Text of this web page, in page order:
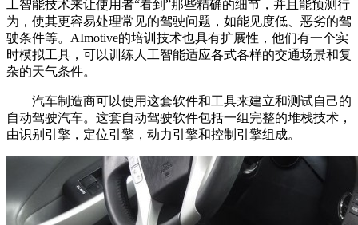
工智能技术来让使用者“看到”那些精确的细节，并且能预测行
为，使其更容易处理常见的驾驶问题，如能见度低、恶劣的驾
驶条件等。AImotive的培训技术也具有扩展性，他们有一个实
时模拟工具，可以训练人工智能适应各式各样的交通场景和复
杂的天气条件。
汽车制造商可以使用这套软件和工具来建立和测试自己的
自动驾驶汽车。这套自动驾驶软件包括一组完整的堆栈技术，
由识别引擎，定位引擎，动力引擎和控制引擎组成。